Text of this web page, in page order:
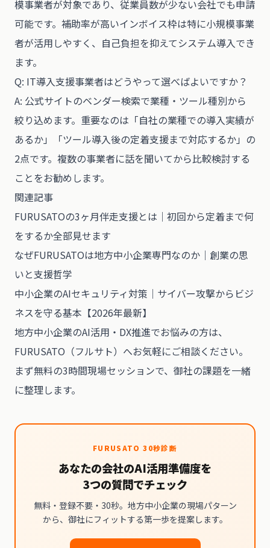
模事業者が対象であり、従業員数が少ない会社でも申請
可能です。補助率が高いインボイス枠は特に小規模事業
者が活用しやすく、自己負担を抑えてシステム導入でき
ます。
Q: IT導入支援事業者はどうやって選べばよいですか？
A: 公式サイトのベンダー検索で業種・ツール種別から
絞り込めます。重要なのは「自社の業種での導入実績が
あるか」「ツール導入後の定着支援まで対応するか」の
2点です。複数の事業者に話を聞いてから比較検討する
ことをお勧めします。
関連記事
FURUSATOの3ヶ月伴走支援とは｜初回から定着まで何
をするか全部見せます
なぜFURUSATOは地方中小企業専門なのか｜創業の思
いと支援哲学
中小企業のAIセキュリティ対策｜サイバー攻撃からビジ
ネスを守る基本【2026年最新】
地方中小企業のAI活用・DX推進でお悩みの方は、
FURUSATO（フルサト） へお気軽にご相談ください。
まず無料の3時間現場セッションで、御社の課題を一緒
に整理します。
FURUSATO 30秒診断
あなたの会社のAI活用準備度を
3つの質問でチェック
無料・登録不要・30秒。地方中小企業の現場パターン
から、御社にフィットする第一歩を提案します。